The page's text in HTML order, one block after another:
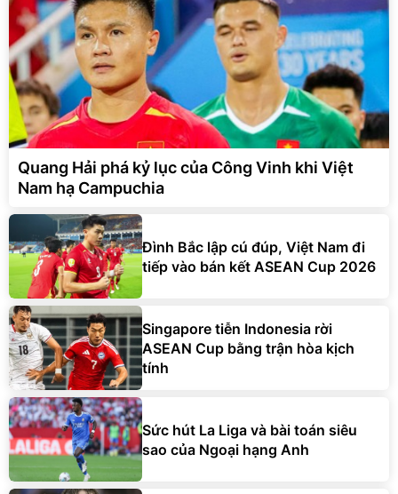
Quang Hải phá kỷ lục của Công Vinh khi Việt
Nam hạ Campuchia
Đình Bắc lập cú đúp, Việt Nam đi
tiếp vào bán kết ASEAN Cup 2026
Singapore tiễn Indonesia rời
ASEAN Cup bằng trận hòa kịch
tính
Sức hút La Liga và bài toán siêu
sao của Ngoại hạng Anh